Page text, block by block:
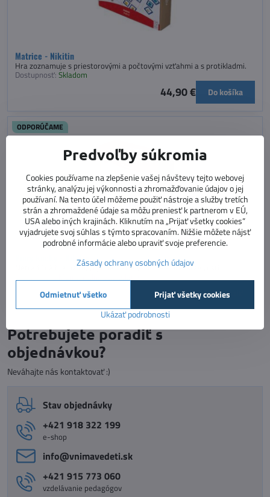
Matrice - Nikitin
Hra zoznamuje s priestorovými a počtovými vzťahmi a s protikladmi.
Dostupnosť: Skladom
44,90 € Do košíka
Vzory kocky - Nikitin
ODPORÚČAME
Netradičná hra na rozvoj orientácie v rovine a predstavivosti.
44,90 € Zobraziť
Potrebujete poradiť s
objednávkou?
Neváhajte nás kontaktovať :)
Stav objednávky
+421 918 322 199
e-shop
info​@vnimavedeti​.sk
+421 915 773 060
vzdelávanie pedagógov
Predvoľby súkromia
Cookies používame na zlepšenie vašej návštevy tejto webovej
stránky, analýzu jej výkonnosti a zhromažďovanie údajov o jej
používaní. Na tento účel môžeme použiť nástroje a služby tretích
strán a zhromaždené údaje sa môžu preniesť k partnerom v EÚ,
USA alebo iných krajinách. Kliknutím na „Prijať všetky cookies“
vyjadrujete svoj súhlas s týmto spracovaním. Nižšie môžete nájsť
podrobné informácie alebo upraviť svoje preferencie.
Zásady ochrany osobných údajov
Ukázať podrobnosti
Prijať všetky cookies
Odmietnuť všetko